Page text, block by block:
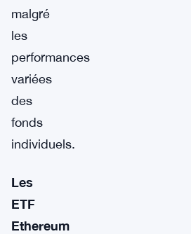
malgré
les
performances
variées
des
fonds
individuels.
Les
ETF
Ethereum